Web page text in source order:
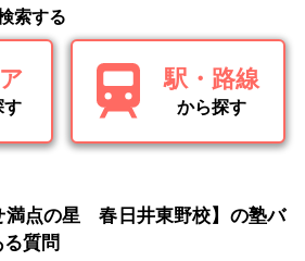
索する
す
駅・路線
から探す
満点の星 春日井東野校】の塾バ
質問